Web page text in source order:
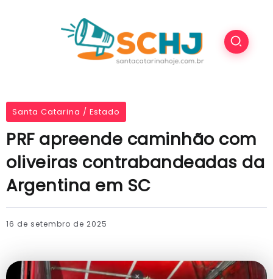
Santa Catarina / Estado
PRF apreende caminhão com
oliveiras contrabandeadas da
Argentina em SC
16 de setembro de 2025